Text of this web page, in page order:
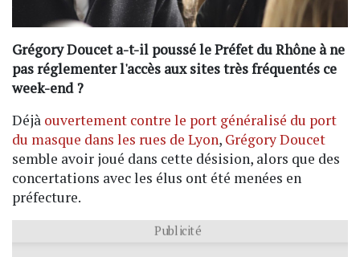
Grégory Doucet a-t-il poussé le Préfet du Rhône à ne
pas réglementer l'accès aux sites très fréquentés ce
week-end ?
Déjà ouvertement contre le port généralisé du port
du masque dans les rues de Lyon, Grégory Doucet
semble avoir joué dans cette désision, alors que des
concertations avec les élus ont été menées en
préfecture.
Publicité